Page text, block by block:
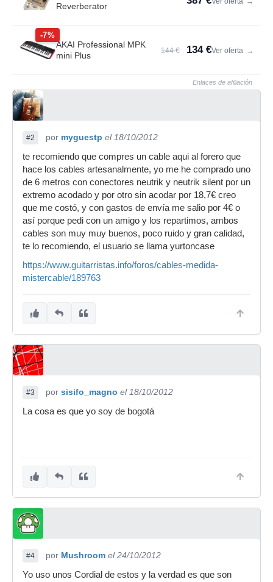
Reverberator
-7%
AKAI Professional MPK
mini Plus
144 € 134 €Ver oferta →
Enlaces de afiliación
#2 por myguestp el 18/10/2012
te recomiendo que compres un cable aqui al forero que
hace los cables artesanalmente, yo me he comprado uno
de 6 metros con conectores neutrik y neutrik silent por un
extremo acodado y por otro sin acodar por 18,7€ creo
que me costó, y con gastos de envía me salio por 4€ o
así porque pedi con un amigo y los repartimos, ambos
cables son muy muy buenos, poco ruido y gran calidad,
te lo recomiendo, el usuario se llama yurtoncase
https://www.guitarristas.info/foros/cables-medida-
mistercable/189763
#3 por sisifo_magno el 18/10/2012
La cosa es que yo soy de bogotá
#4 por Mushroom el 24/10/2012
Yo uso unos Cordial de estos y la verdad es que son